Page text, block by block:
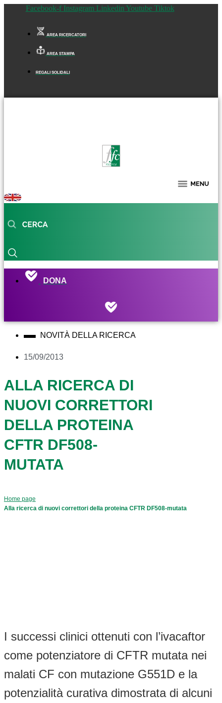
Facebook-f Instagram Linkedin Youtube Tiktok
AREA RICERCATORI
AREA STAMPA
REGALI SOLIDALI
DONA
NOVITÀ DELLA RICERCA
15/09/2013
ALLA RICERCA DI
NUOVI CORRETTORI
DELLA PROTEINA
CFTR DF508-
MUTATA
Home page
Alla ricerca di nuovi correttori della proteina CFTR DF508-mutata
I successi clinici ottenuti con l’ivacaftor
come potenziatore di CFTR mutata nei
malati CF con mutazione G551D e la
potenzialità curativa dimostrata di alcuni